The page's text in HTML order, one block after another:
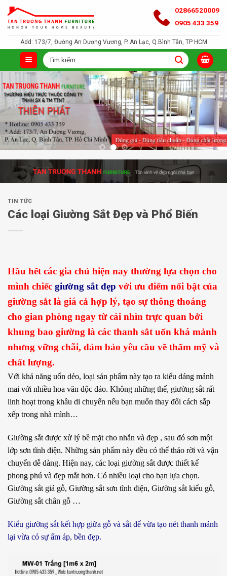
qua
nội
02866520009
0905 433 359
Add: 173/7, Đường An Dương Vương, P. An Lạc, Q.Bình Tân, TP HCM
Tìm
kiếm:
TIN TỨC
Các loại Giường Sắt Đẹp và Phổ Biến
Hầu hết các gia chủ hiện nay thường lựa chọn cho
mình chiếc giường sắt đẹp với ưu điểm nổi bật của
giường sắt là giá cả hợp lý, tạo sự thông thoáng
cho gian phòng ngay từ cái nhìn trực quan bởi
khung bao giường là các thanh sắt uốn khá mảnh
nhưng vững chãi, đảm bảo yêu cầu về thẩm mỹ và
chất lượng.
Với khả năng uốn dẻo, loại sản phẩm này tạo ra kiểu dáng mảnh
mai với nhiều hoa văn độc đáo. Không những thế, giường sắt rất
linh hoạt trong khâu di chuyển nếu bạn muốn thay đổi cách sắp
xếp trong nhà mình…
Giường sắt được xử lý bề mặt cho nhẵn và đẹp , sau đó sơn một
lớp sơn tĩnh điện. Những sản phẩm này đều có thể tháo rời và vận
chuyển dễ dàng. Hiện nay, các loại giường sắt được thiết kế
phong phú và đẹp mắt hơn. Có nhiều loại cho bạn lựa chọn.
Giường sắt giả gỗ, Giường sắt sơn tĩnh điện, Giường sắt kiểu gỗ,
Giường sắt chân gỗ …
Kiểu giường sắt kết hợp giữa gỗ và sắt để vừa tạo nét thanh mảnh
lại vừa có sự ấm áp, bền đẹp.